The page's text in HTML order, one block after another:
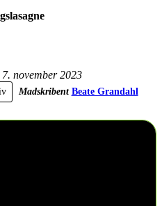
november 2023
MadskribentBeate Grandahl